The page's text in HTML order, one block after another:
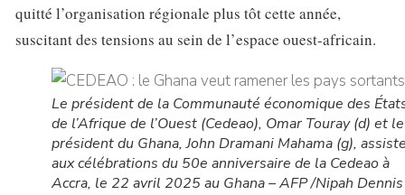
quitté l’organisation régionale plus tôt cette année,
suscitant des tensions au sein de l’espace ouest-africain.
Le président de la Communauté économique des
de l’Afrique de l’Ouest (Cedeao), Omar Touray (d) et le
président du Ghana, John Dramani Mahama (g),
aux célébrations du 50e anniversaire de la Cedeao à
Accra, le 22 avril 2025 au Ghana – AFP /Nipah Dennis